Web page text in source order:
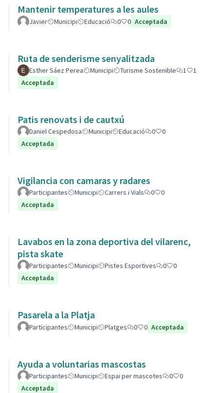
Mantenir temperatures a les aules
Javier Municipi Educació 0 0 Acceptada
Ruta de senderisme senyalitzada
Esther Sáez Perea Municipi Turisme Sostenible 1
1
Acceptada
Patis renovats i de cautxú
Daniel Cespedosa Municipi Educació 0
0
Acceptada
Vigilancia con camaras y radares
Participantes Municipi Carrers i Vials 0
0
Acceptada
Lavabos en la zona deportiva del vilarenc,
pista skate
Participantes Municipi Pistes Esportives 0
0
Acceptada
Pasarela a la Platja
Participantes Municipi Platges 0 0 Acceptada
Ayuda a voluntarias mascostas
Participantes Municipi Espai per mascotes 0
0
Acceptada